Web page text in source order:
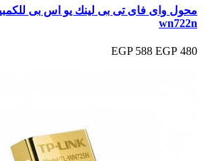
محول واى فاى تى بى لينك يو اس بى
wn722n
480 EGP
588 EGP